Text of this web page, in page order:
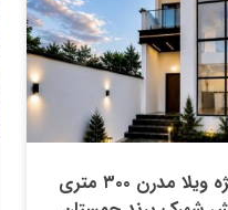
فروش ویژه ویلا مدرن ۳۰۰ متری